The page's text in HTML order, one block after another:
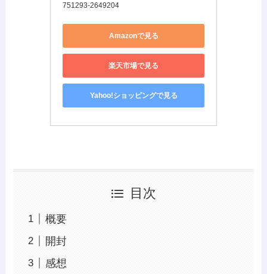
751293-2649204
Amazonで見る
楽天市場で見る
Yahoo!ショッピングで見る
目次
概要
開封
感想